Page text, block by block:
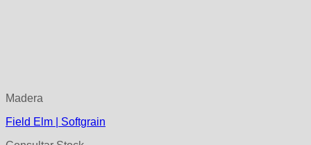
Madera
Field Elm | Softgrain